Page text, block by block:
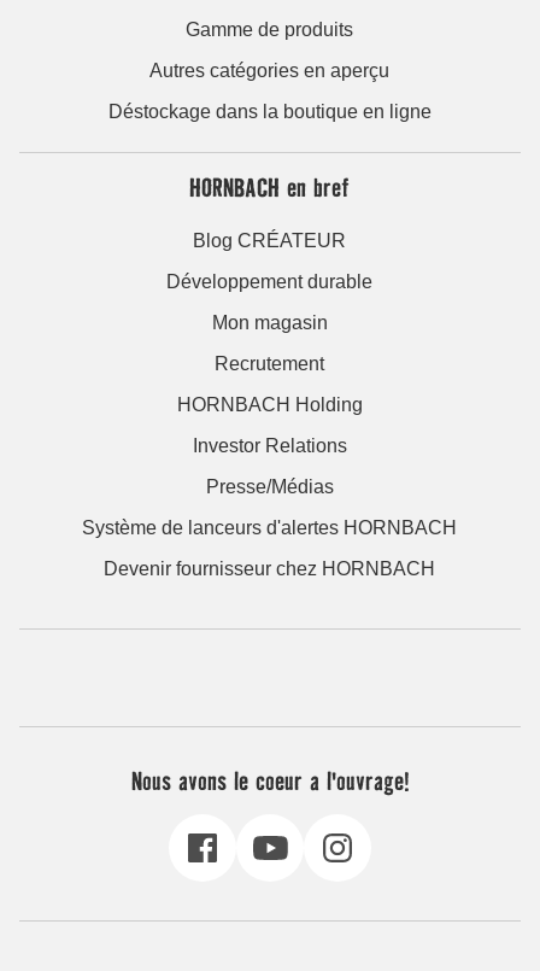
Gamme de produits
Autres catégories en aperçu
Déstockage dans la boutique en ligne
HORNBACH en bref
Blog CRÉATEUR
Développement durable
Mon magasin
Recrutement
HORNBACH Holding
Investor Relations
Presse/Médias
Système de lanceurs d'alertes HORNBACH
Devenir fournisseur chez HORNBACH
Nous avons le coeur a l'ouvrage!